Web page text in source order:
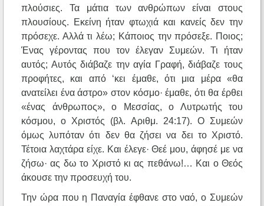
πλούσιες. Τα μάτια των ανθρώπων είναι στους
πλουσίους. Εκείνη ήταν φτωχιά και κανείς δεν την
πρόσεχε. Αλλά τι λέω; Κάποιος την πρόσεξε. Ποιος;
Ένας γέροντας που τον έλεγαν Συμεών. Τι ήταν
αυτός; Αυτός διάβαζε την αγία Γραφή, διάβαζε τους
προφήτες, και από ‘κει έμαθε, ότι μια μέρα «θα
ανατείλει ένα άστρο» στον κόσμο· έμαθε, ότι θα έρθει
«ένας άνθρωπος», ο Μεσσίας, ο Λυτρωτής του
κόσμου, ο Χριστός (βλ. Αριθμ. 24:17). Ο Συμεών
όμως λυπόταν ότι δεν θα ζήσει να δει το Χριστό.
Τέτοια λαχτάρα είχε. Και έλεγε· Θεέ μου, άφησέ με να
ζήσω· ας δω το Χριστό κι ας πεθάνω!… Και ο Θεός
άκουσε την προσευχή του.
Την ώρα που η Παναγία έφθανε στο ναό, ο Συμεών